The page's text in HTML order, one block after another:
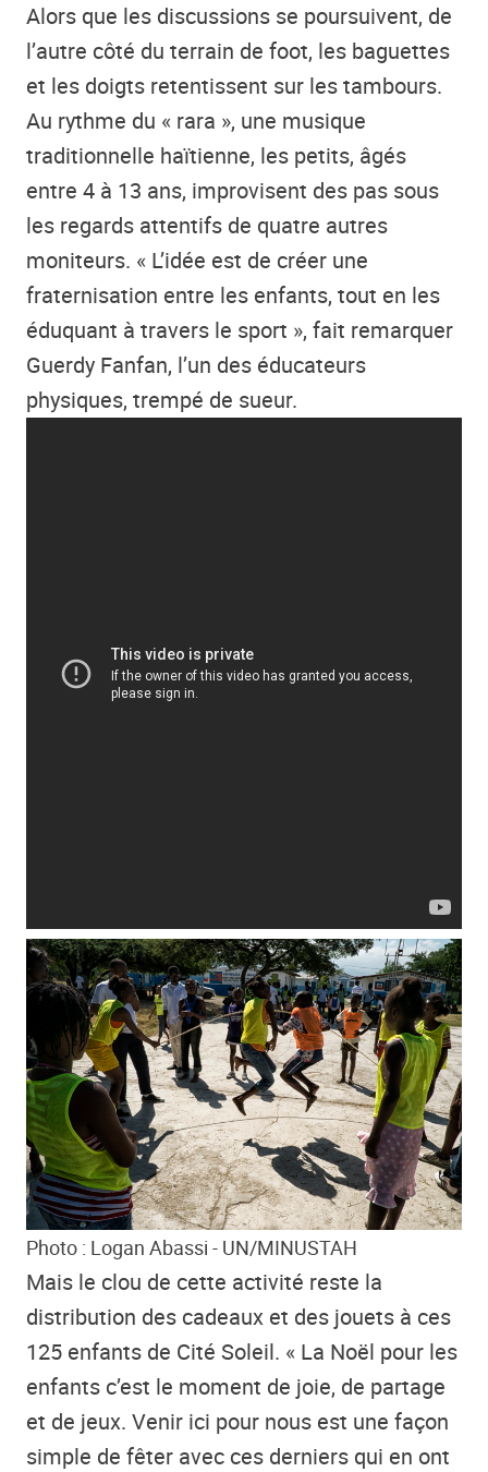
Alors que les discussions se poursuivent, de
l’autre côté du terrain de foot, les baguettes
et les doigts retentissent sur les tambours.
Au rythme du « rara », une musique
traditionnelle haïtienne, les petits, âgés
entre 4 à 13 ans, improvisent des pas sous
les regards attentifs de quatre autres
moniteurs. « L’idée est de créer une
fraternisation entre les enfants, tout en les
éduquant à travers le sport », fait remarquer
Guerdy Fanfan, l’un des éducateurs
physiques, trempé de sueur.
Photo : Logan Abassi - UN/MINUSTAH
Mais le clou de cette activité reste la
distribution des cadeaux et des jouets à ces
125 enfants de Cité Soleil. « La Noël pour les
enfants c’est le moment de joie, de partage
et de jeux. Venir ici pour nous est une façon
simple de fêter avec ces derniers qui en ont